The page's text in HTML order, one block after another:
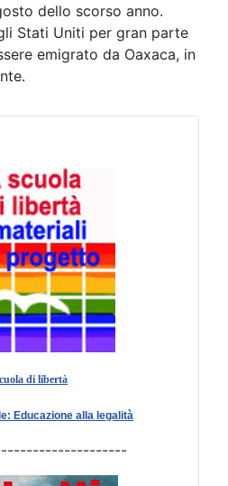
dello scorso anno.
Stati Uniti per gran parte
emigrato da Oaxaca, in
di libertà
Educazione alla legalità